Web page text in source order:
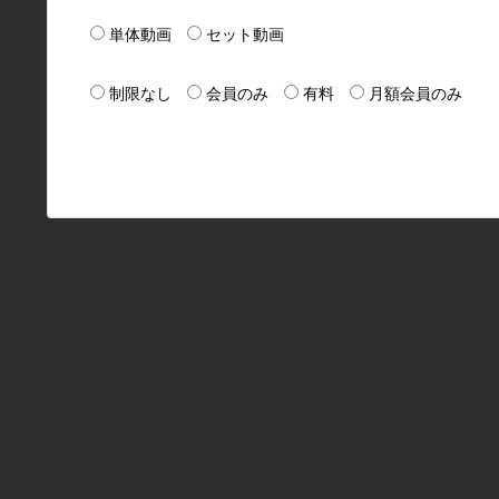
単体動画 セット動画
制限なし 会員のみ 有料 月額会員のみ